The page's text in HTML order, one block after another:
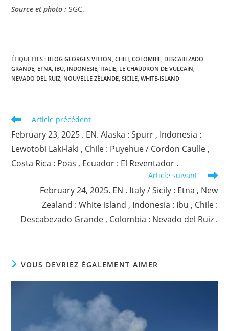
Source et photo : SGC.
ÉTIQUETTES : BLOG GEORGES VITTON CHILI COLOMBIE DESCABEZADO
GRANDE ETNA IBU INDONESIE ITALIE LE CHAUDRON DE VULCAIN
NEVADO DEL RUIZ NOUVELLE ZÉLANDE SICILE WHITE-ISLAND
Read
articles
Article précédent
February 23, 2025 . EN. Alaska : Spurr , Indonesia :
Lewotobi Laki-laki , Chile : Puyehue / Cordon Caulle ,
Costa Rica : Poas , Ecuador : El Reventador .
Article suivant
February 24, 2025. EN . Italy / Sicily : Etna , New
Zealand : White island , Indonesia : Ibu , Chile :
Descabezado Grande , Colombia : Nevado del Ruiz .
VOUS DEVRIEZ ÉGALEMENT AIMER